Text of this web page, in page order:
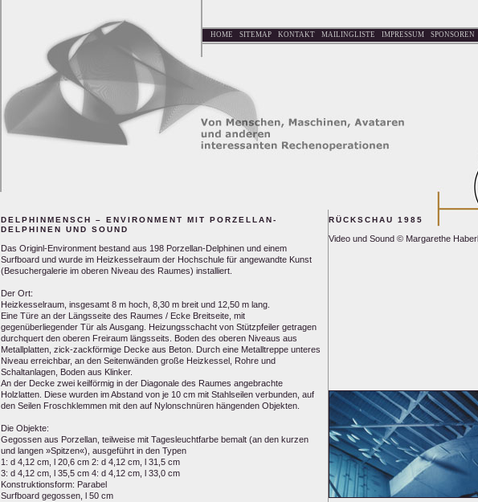
HOME SITEMAP KONTAKT MAILINGLISTE IMPRESSUM SPONSOREN
DELPHINMENSCH – ENVIRONMENT MIT PORZELLAN-
DELPHINEN UND SOUND
Das Originl-Environment bestand aus 198 Porzellan-Delphinen und einem
Surfboard und wurde im Heizkesselraum der Hochschule für angewandte Kunst
(Besuchergalerie im oberen Niveau des Raumes) installiert.
Der Ort:
Heizkesselraum, insgesamt 8 m hoch, 8,30 m breit und 12,50 m lang.
Eine Türe an der Längsseite des Raumes / Ecke Breitseite, mit
gegenüberliegender Tür als Ausgang. Heizungsschacht von Stützpfeiler getragen
durchquert den oberen Freiraum längsseits. Boden des oberen Niveaus aus
Metallplatten, zick-zackförmige Decke aus Beton. Durch eine Metalltreppe unteres
Niveau erreichbar, an den Seitenwänden große Heizkessel, Rohre und
Schaltanlagen, Boden aus Klinker.
An der Decke zwei keilförmig in der Diagonale des Raumes angebrachte
Holzlatten. Diese wurden im Abstand von je 10 cm mit Stahlseilen verbunden, auf
den Seilen Froschklemmen mit den auf Nylonschnüren hängenden Objekten.
Die Objekte:
Gegossen aus Porzellan, teilweise mit Tagesleuchtfarbe bemalt (an den kurzen
und langen »Spitzen«), ausgeführt in den Typen
1: d 4,12 cm, l 20,6 cm 2: d 4,12 cm, l 31,5 cm
3: d 4,12 cm, l 35,5 cm 4: d 4,12 cm, l 33,0 cm
Konstruktionsform: Parabel
Surfboard gegossen, l 50 cm
RÜCKSCHAU 1985
Video und Sound © Margarethe Haberl